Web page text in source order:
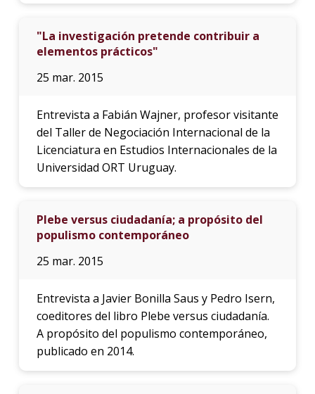
"La investigación pretende contribuir a
elementos prácticos"
25 mar. 2015
Entrevista a Fabián Wajner, profesor visitante
del Taller de Negociación Internacional de la
Licenciatura en Estudios Internacionales de la
Universidad ORT Uruguay.
Plebe versus ciudadanía; a propósito del
populismo contemporáneo
25 mar. 2015
Entrevista a Javier Bonilla Saus y Pedro Isern,
coeditores del libro Plebe versus ciudadanía.
A propósito del populismo contemporáneo,
publicado en 2014.